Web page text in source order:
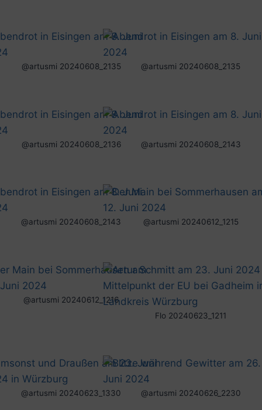
@artusmi 20240608_2135 @artusmi 20240608_2135
@artusmi 20240608_2136 @artusmi 20240608_2143
@artusmi 20240608_2143 @artusmi 20240612_1215
@artusmi 20240612_1216
Flo 20240623_1211
@artusmi 20240623_1330 @artusmi 20240626_2230